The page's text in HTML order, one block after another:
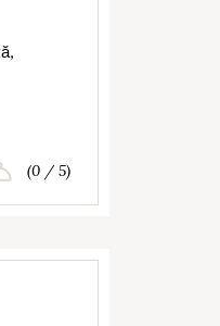
(0 / 5)